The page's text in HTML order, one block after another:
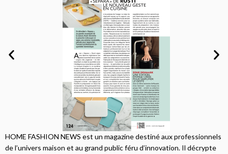
HOME FASHION NEWS est un magazine destiné aux professionnels
de l’univers maison et au grand public féru d’innovation. Il décrypte